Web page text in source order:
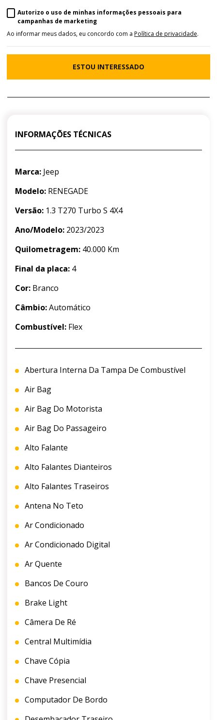
Autorizo o uso de minhas informações pessoais para
campanhas de marketing
Ao informar meus dados, eu concordo com a Política de privacidade.
ESTOU INTERESSADO
INFORMAÇÕES TÉCNICAS
Marca: Jeep
Modelo: RENEGADE
Versão: 1.3 T270 Turbo S 4X4
Ano/Modelo: 2023/2023
Quilometragem: 40.000 Km
Final da placa: 4
Cor: Branco
Câmbio:Automático
Combustível: Flex
Abertura Interna Da Tampa De Combustível
Air Bag
Air Bag Do Motorista
Air Bag Do Passageiro
Alto Falante
Alto Falantes Dianteiros
Alto Falantes Traseiros
Antena No Teto
Ar Condicionado
Ar Condicionado Digital
Ar Quente
Bancos De Couro
Brake Light
Câmera De Ré
Central Multimídia
Chave Cópia
Chave Presencial
Computador De Bordo